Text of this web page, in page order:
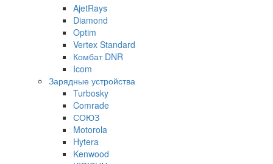
AjetRays
Diamond
Optim
Vertex Standard
Комбат DNR
Icom
Зарядные устройства
Turbosky
Comrade
СОЮЗ
Motorola
Hytera
Kenwood